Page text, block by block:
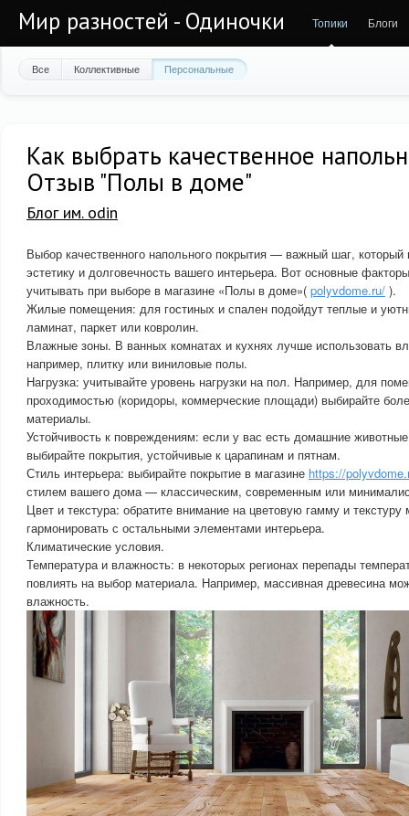
Мир разностей - Одиночки Топики Блоги
Все Коллективные Персональные
Как выбрать качественное
Отзыв "Полы в доме"
Блог им. odin
Выбор качественного напольного покрытия — важный шаг,
эстетику и долговечность вашего интерьера. Вот основные
учитывать при выборе в магазине «Полы в доме»( polyvdome.ru/ ).
Жилые помещения: для гостиных и спален подойдут теплые и
ламинат, паркет или ковролин.
Влажные зоны. В ванных комнатах и кухнях лучше использовать
например, плитку или виниловые полы.
Нагрузка: учитывайте уровень нагрузки на пол. Например, для
проходимостью (коридоры, коммерческие площади) выбирайте
материалы.
Устойчивость к повреждениям: если у вас есть домашние
выбирайте покрытия, устойчивые к царапинам и пятнам.
Стиль интерьера: выбирайте покрытие в магазине https://
стилем вашего дома — классическим, современным или
Цвет и текстура: обратите внимание на цветовую гамму и
гармонировать с остальными элементами интерьера.
Климатические условия.
Температура и влажность: в некоторых регионах перепады
повлиять на выбор материала. Например, массивная древесина
влажность.